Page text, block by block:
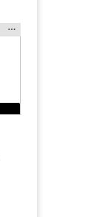
Mostrar
la
…